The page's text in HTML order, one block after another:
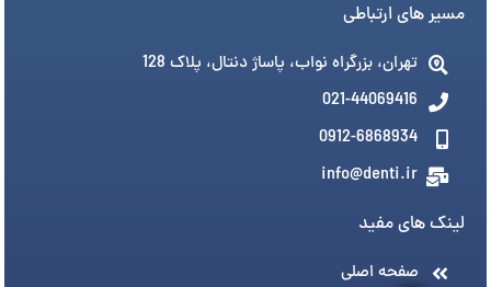
مسیر های ارتباطی
تهران، بزرگراه نواب، پاساژ دنتال، پلاک 128
021-44069416
0912-6868934
info@denti.ir
لینک های مفید
صفحه اصلی